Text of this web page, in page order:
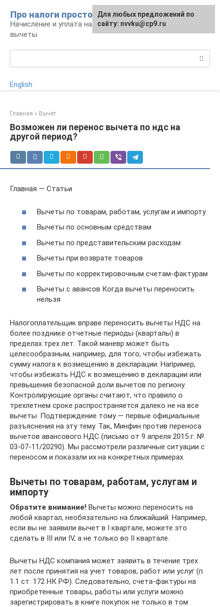
контенту
Про налоги просто
Начисление и уплата налогов, налоговые
вычеты
English
Главная » Вычет
Возможен ли перенос вычета по ндс на
другой период?
Главная — Статьи
Вычеты по товарам, работам, услугам и импорту
Вычеты по основным средствам
Вычеты по представительским расходам
Вычеты при возврате товаров
Вычеты по корректировочным счетам-фактурам
Вычеты с авансов Когда вычеты переносить
нельзя
Налогоплательщик вправе переносить вычеты НДС на
более позднике отчетные периоды (кварталы) в
пределах трех лет. Такой маневр может быть
целесообразным, например, для того, чтобы избежать
сумму налога к возмещению в декларации. Например,
чтобы избежать НДС к возмещению в декларации или
превышения безопасной доли вычетов по региону.
Контролирующие органы считают, что правило о
трехлетнем сроке распространяется далеко не на все
вычеты. Подтверждение тому — первые официальные
разъяснения на эту тему. Так, Минфин против переноса
вычетов авансового НДС (письмо от 9 апреля 2015 г. №
03-07-11/20290). Мы рассмотрели различные ситуации с
переносом и показали их на конкретных примерах.
Вычеты по товарам, работам, услугам и
импорту
Обратите внимание! Вычеты можно переносить на
любой квартал, необязательно на ближайший. Например,
если вы не заявили вычет в I квартале, можете это
сделать в III или IV, а не только во II квартале.
Вычеты НДС компания может заявить в течение трех
лет после принятия на учет товаров, работ или услуг (п.
1.1 ст. 172 НК РФ). Следовательно, счета-фактуры на
приобретенные товары, работы или услуги можно
зарегистрировать в книге покупок не только в том
Для любых предложений по
сайту: nvvku@cp9.ru